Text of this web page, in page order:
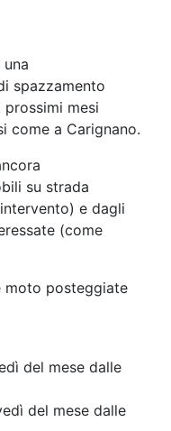
decoro con lo
spazzamento
mesi
come a Carignano.
su strada
e dagli
(come
moto posteggiate
del mese dalle
del mese dalle